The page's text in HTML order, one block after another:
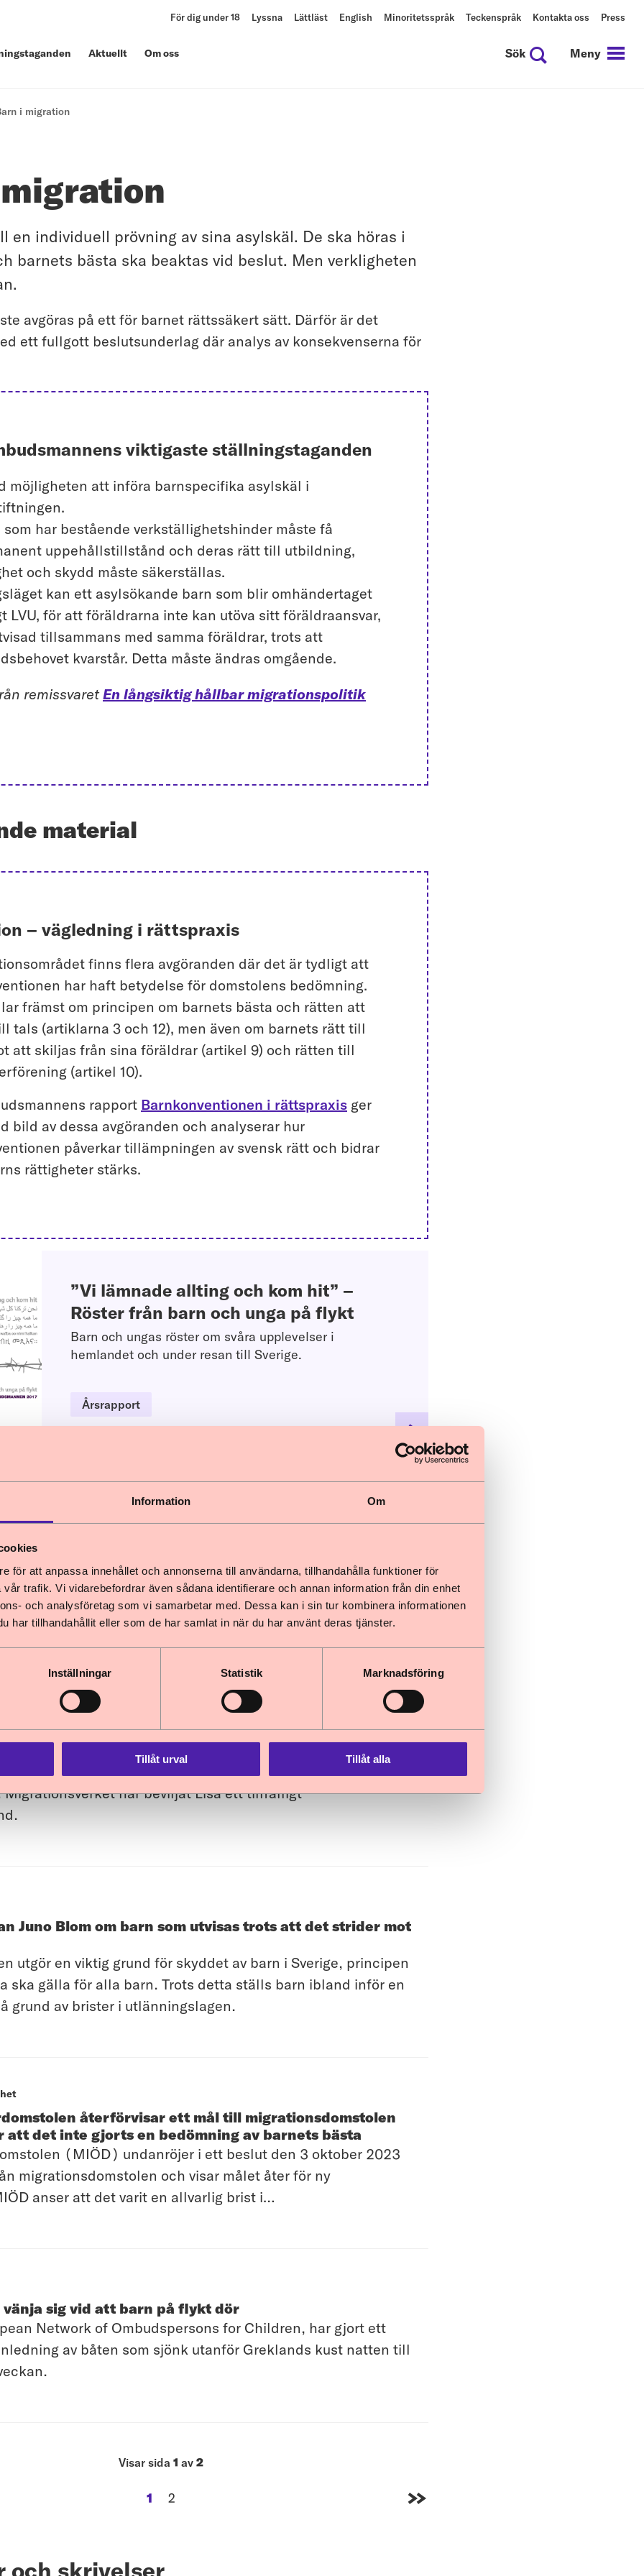
Information Om
för att anpassa innehållet och annonserna till användarna, tillhandahålla funktioner för
trafik. Vi vidarebefordrar även sådana identifierare och annan information från din enhet
och analysföretag som vi samarbetar med. Dessa kan i sin tur kombinera informationen
har tillhandahållit eller som de har samlat in när du har använt deras tjänster.
Inställningar Statistik Marknadsföring
Tillåt urval Tillåt alla
För dig under 18 Lyssna Lättläst English Minoritetsspråk Teckenspråk Kontakta oss Press
Aktuellt Om oss Sök Meny
i migration
en individuell prövning av sina asylskäl. De ska höras i
barnets bästa ska beaktas vid beslut. Men verkligheten
avgöras på ett för barnet rättssäkert sätt. Därför är det
ett fullgott beslutsunderlag där analys av konsekvenserna för
viktigaste ställningstaganden
möjligheten att införa barnspecifika asylskäl i
som har bestående verkställighetshinder måste få
uppehållstillstånd och deras rätt till utbildning,
och skydd måste säkerställas.
kan ett asylsökande barn som blir omhändertaget
LVU, för att föräldrarna inte kan utöva sitt föräldraansvar,
tillsammans med samma föräldrar, trots att
kvarstår. Detta måste ändras omgående.
remissvaretEn långsiktig hållbar migrationspolitik
material
– vägledning i rättspraxis
finns flera avgöranden där det är tydligt att
har haft betydelse för domstolens bedömning.
främst om principen om barnets bästa och rätten att
tals (artiklarna 3 och 12), men även om barnets rätt till
att skiljas från sina föräldrar (artikel 9) och rätten till
(artikel 10).
rapport Barnkonventionen i rättspraxis ger
bild av dessa avgöranden och analyserar hur
påverkar tillämpningen av svensk rätt och bidrar
rättigheter stärks.
”Vi lämnade allting och kom hit” –
Röster från barn och unga på flykt
Barn och ungas röster om svåra upplevelser i
hemlandet och under resan till Sverige.
Årsrapport
i rättsprocesser och beslut som rör
har släppt en rapport om barnkonventionens användning
från domstol och JO. Rapporten visar att
Lisa får stanna i Sverige
från Migrationsverket att utvisningshotade Lisa får
Migrationsverket har beviljat Lisa ett tillfälligt
Juno Blom om barn som utvisas trots att det strider mot
utgör en viktig grund för skyddet av barn i Sverige, principen
ska gälla för alla barn. Trots detta ställs barn ibland inför en
grund av brister i utlänningslagen.
återförvisar ett mål till migrationsdomstolen
att det inte gjorts en bedömning av barnets bästa
(MIÖD) undanröjer i ett beslut den 3 oktober 2023
migrationsdomstolen och visar målet åter för ny
anser att det varit en allvarlig brist i
vänja sig vid att barn på flykt dör
Network of Ombudspersons for Children, har gjort ett
av båten som sjönk utanför Greklands kust natten till
Visar sida 1 av 2
sida
1
sida
2
Gå till sista sidan